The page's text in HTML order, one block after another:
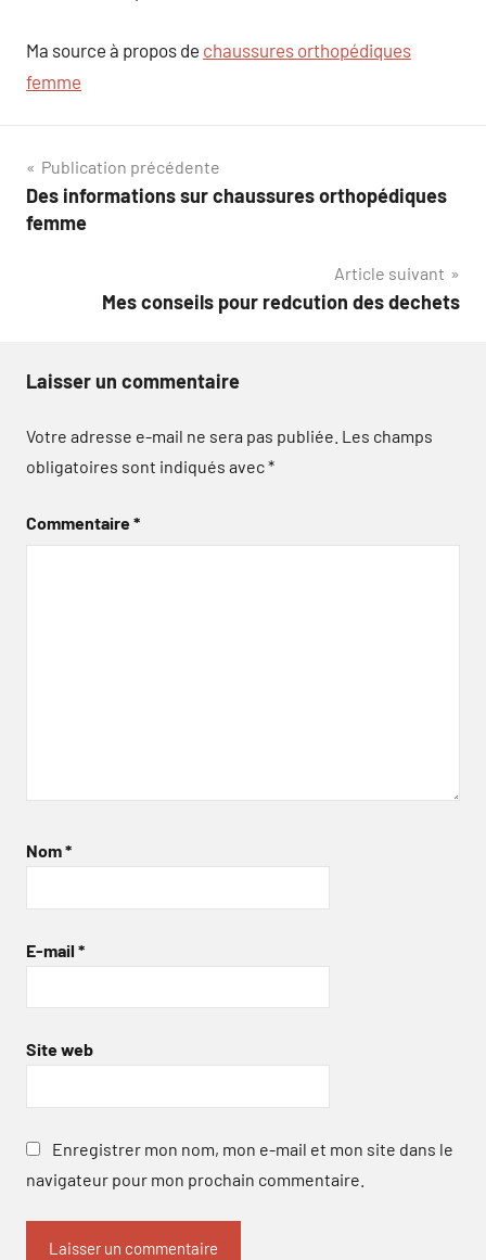
Ma source à propos de chaussures orthopédiques
femme
Navigation
de
Publication précédente
Des informations sur chaussures orthopédiques
femme
Article suivant
Mes conseils pour redcution des dechets
Laisser un commentaire
Votre adresse e-mail ne sera pas publiée. Les champs
obligatoires sont indiqués avec*
Commentaire*
Nom*
E-mail *
Site web
Enregistrer mon nom, mon e-mail et mon site dans le
navigateur pour mon prochain commentaire.